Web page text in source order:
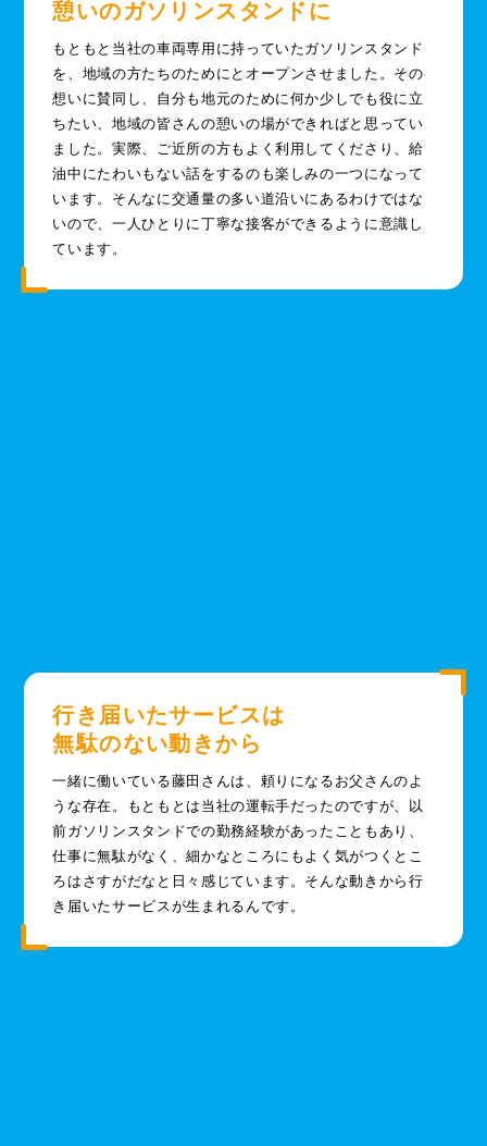
憩いのガソリンスタンドに
もともと当社の車両専用に持っていたガソリンスタンド
を、地域の方たちのためにとオープンさせました。その
想いに賛同し、自分も地元のために何か少しでも役に立
ちたい、地域の皆さんの憩いの場ができればと思ってい
ました。実際、ご近所の方もよく利用してくださり、給
油中にたわいもない話をするのも楽しみの一つになって
います。そんなに交通量の多い道沿いにあるわけではな
いので、一人ひとりに丁寧な接客ができるように意識し
ています。
行き届いたサービスは
無駄のない動きから
一緒に働いている藤田さんは、頼りになるお父さんのよ
うな存在。もともとは当社の運転手だったのですが、以
前ガソリンスタンドでの勤務経験があったこともあり、
仕事に無駄がなく、細かなところにもよく気がつくとこ
ろはさすがだなと日々感じています。そんな動きから行
き届いたサービスが生まれるんです。